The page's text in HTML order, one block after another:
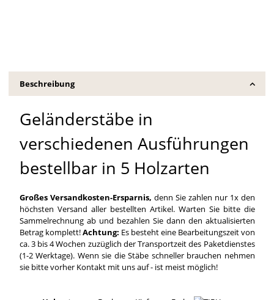
Beschreibung
Geländerstäbe in
verschiedenen Ausführungen
bestellbar in 5 Holzarten
Großes Versandkosten-Ersparnis, denn Sie zahlen nur 1x den
höchsten Versand aller bestellten Artikel. Warten Sie bitte die
Sammelrechnung ab und bezahlen Sie dann den aktualisierten
Betrag komplett!Achtung: Es besteht eine Bearbeitungszeit von
ca. 3 bis 4 Wochen zuzüglich der Transportzeit des Paketdienstes
(1-2 Werktage). Wenn sie die Stäbe schneller brauchen nehmen
sie bitte vorher Kontakt mit uns auf - ist meist möglich!